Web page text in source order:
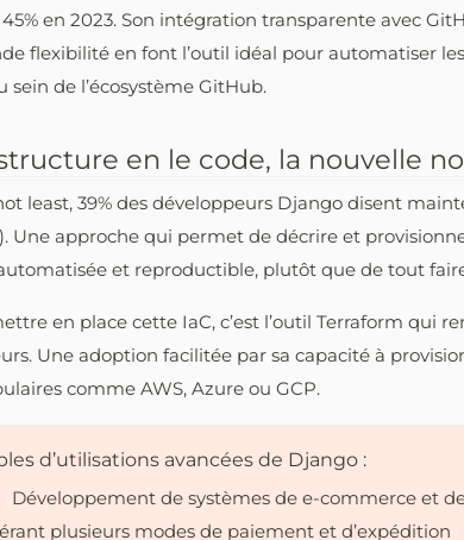
45% en 2023. Son intégration transparente avec
flexibilité en font l’outil idéal pour automatiser
sein de l’écosystème GitHub.
en le code, la nouvelle
least, 39% des développeurs Django disent
Une approche qui permet de décrire et
et reproductible, plutôt que de tout
en place cette IaC, c’est l’outil Terraform qui
Une adoption facilitée par sa capacité à
comme AWS, Azure ou GCP.
d’utilisations avancées de Django :
Développement de systèmes de e-commerce et
plusieurs modes de paiement et d’expédition